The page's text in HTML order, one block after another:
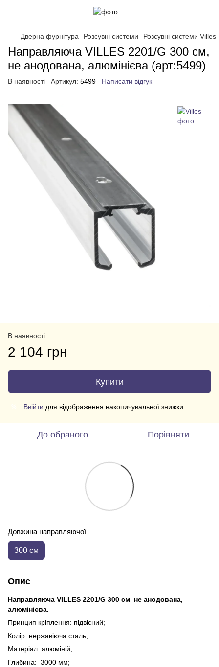
Дверна фурнітура Розсувні системи Розсувні системи Villes
Направляюча VILLES 2201/G 300 см,
не анодована, алюмінієва (арт:5499)
В наявності Артикул: 5499 Написати відгук
В наявності
2 104 грн
Купити
Ввійти для відображення накопичувальної знижки
До обраного Порівняти
Довжина направляючої
300 см
Опис
Направляюча VILLES 2201/G 300 см, не анодована,
алюмінієва.
Принцип кріплення: підвісний;
Колір: нержавіюча сталь;
Матеріал: алюміній;
Глибина: 3000 мм;